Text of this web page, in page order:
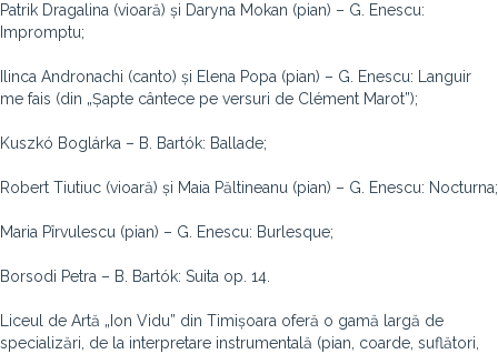
Patrik Dragalina (vioară) și Daryna Mokan (pian) – G. Enescu:
Impromptu;
Ilinca Andronachi (canto) și Elena Popa (pian) – G. Enescu: Languir
me fais (din „Șapte cântece pe versuri de Clément Marot”);
Kuszkó Boglárka – B. Bartók: Ballade;
Robert Tiutiuc (vioară) și Maia Păltineanu (pian) – G. Enescu: Nocturna;
Maria Pîrvulescu (pian) – G. Enescu: Burlesque;
Borsodi Petra – B. Bartók: Suita op. 14.
Liceul de Artă „Ion Vidu” din Timișoara oferă o gamă largă de
specializări, de la interpretare instrumentală (pian, coarde, suflători,